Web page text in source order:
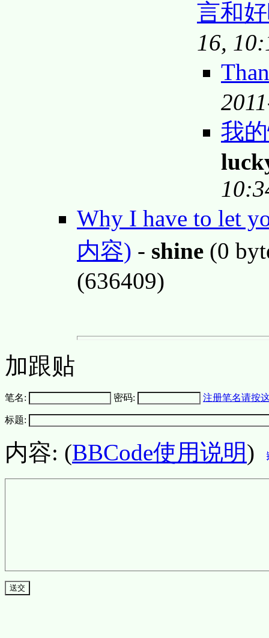
言和
16,
我
Why I have to let
内容) - shine (0
(636409)
加跟贴
笔名: 密码: 注册笔名请按
标题:
内容: (BBCode使用说明)